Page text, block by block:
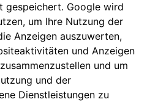
gespeichert. Google wird
um Ihre Nutzung der
Anzeigen auszuwerten,
und Anzeigen
und um
und der
Dienstleistungen zu